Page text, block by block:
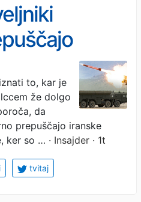
rakete in
skladišča
prazna
to, kar je
že dolgo
da
prepuščajo iranske
ker so … · Insajder · 1t
tvitaj